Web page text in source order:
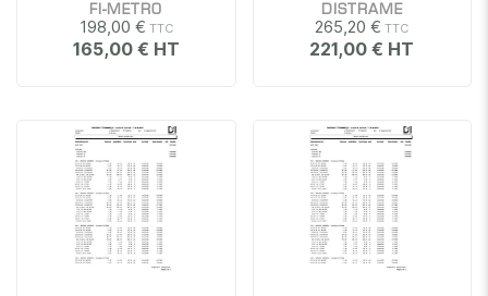
FI-METRO
198,00 €
165,00 €
DISTRAME
265,20 €
221,00 €